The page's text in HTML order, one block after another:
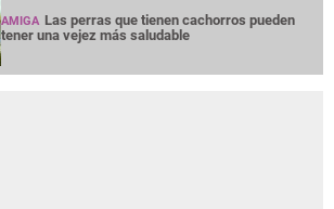
AMIGA Las perras que tienen cachorros pueden
tener una vejez más saludable